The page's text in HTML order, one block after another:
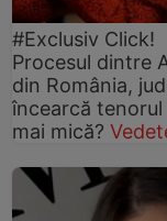
#Exclusiv Click!
Procesul dintre
din România,
încearcă
mai mică?